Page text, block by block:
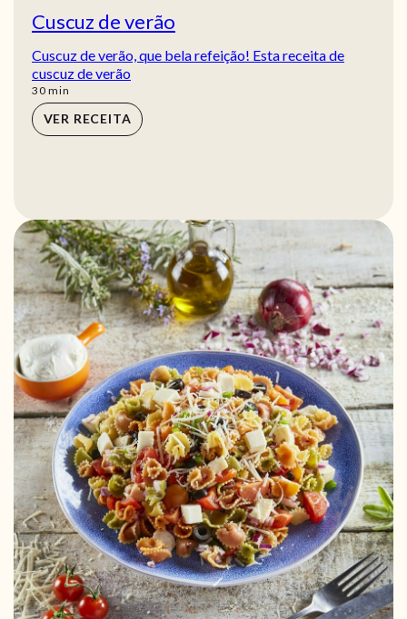
Cuscuz de verão
Cuscuz de verão, que bela refeição! Esta receita de
cuscuz de verão
30min
min
VER RECEITA